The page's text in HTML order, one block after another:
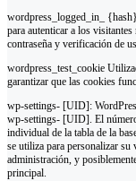
wordpress_logged_in_
para autenticar a los
contraseña y verificación de
wordpress_test_cookie
garantizar que las cookies
wp-settings- [UID]:
wp-settings- [UID]. El
individual de la tabla de la
se utiliza para personalizar su
administración, y
principal.